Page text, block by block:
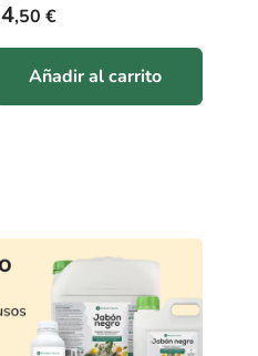
habitual
,55 €
Añadir al carrito